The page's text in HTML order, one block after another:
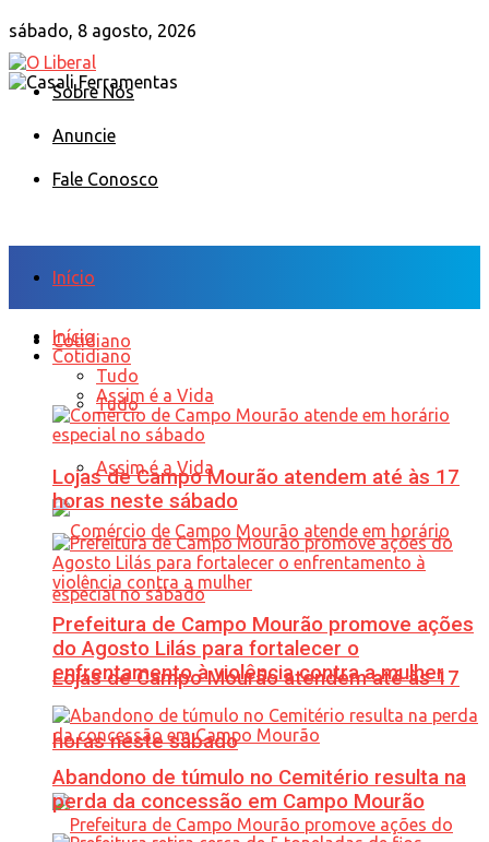
sábado, 8 agosto, 2026
Sobre Nós
Anuncie
Fale Conosco
Início
Cotidiano
Tudo
Assim é a Vida
Lojas de Campo Mourão atendem até às 17
horas neste sábado
Início
Cotidiano
Tudo
Assim é a Vida
Lojas de Campo Mourão atendem até às 17
horas neste sábado
Prefeitura de Campo Mourão promove ações
do Agosto Lilás para fortalecer o
enfrentamento à violência contra a mulher
Abandono de túmulo no Cemitério resulta na
perda da concessão em Campo Mourão